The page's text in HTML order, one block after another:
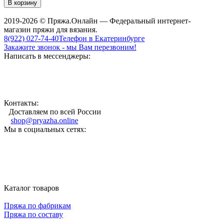
В корзину
2019-2026 © Пряжа.Онлайн — Федеральный интернет-
магазин пряжи для вязания.
8(922) 027-74-40Телефон в Екатеринбурге
Закажите звонок - мы Вам перезвоним!
Написать в мессенджеры:
Контакты:
Доставляем по всей России
shop@pryazha.online
Мы в социальных сетях:
Каталог товаров
Пряжа по фабрикам
Пряжа по составу